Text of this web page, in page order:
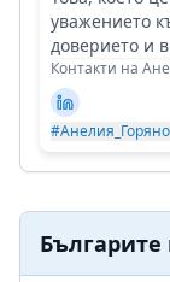
уважението
доверието и
Контакти на